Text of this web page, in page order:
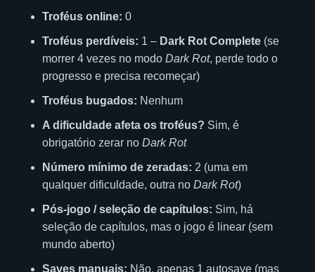
Troféus online: 0
Troféus perdíveis: 1 – Dark Rot Complete (se
morrer 4 vezes no modo Dark Rot, perde todo o
progresso e precisa recomeçar)
Troféus bugados: Nenhum
A dificuldade afeta os troféus? Sim, é
obrigatório zerar no Dark Rot
Número mínimo de zeradas: 2 (uma em
qualquer dificuldade, outra no Dark Rot)
Pós-jogo / seleção de capítulos: Sim, há
seleção de capítulos, mas o jogo é linear (sem
mundo aberto)
Saves manuais: Não, apenas 1 autosave (mas